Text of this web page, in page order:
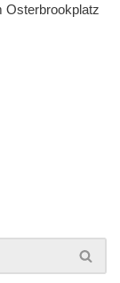
Osterbrookplatz